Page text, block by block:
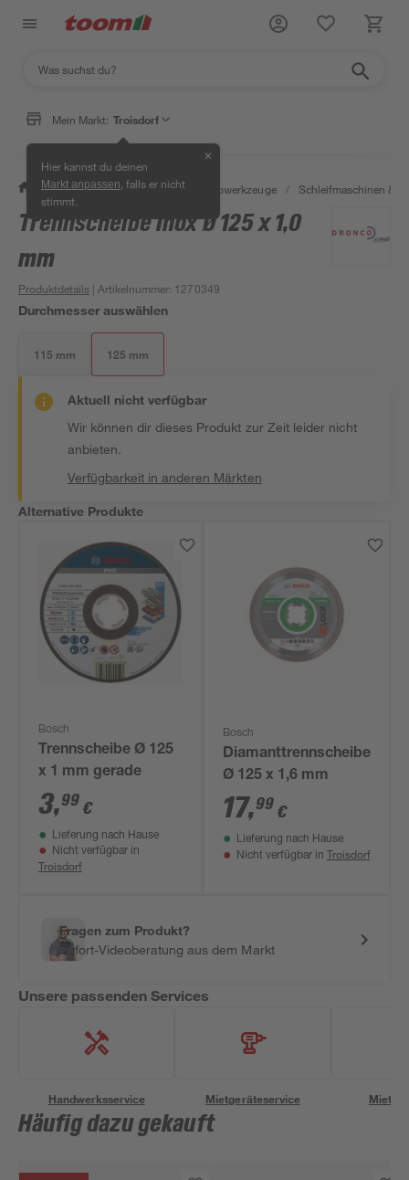
Mein Markt: Troisdorf
Hier kannst du deinen
Markt anpassen , falls er nicht
stimmt.
✕
/ Werkstatt & Maschinen / Elektrowerkzeuge / Schleifmaschinen &
Trennscheibe Inox Ø 125 x 1,0
mm
Produktdetails | Artikelnummer: 1270349
Durchmesser auswählen
115 mm 125 mm
Aktuell nicht verfügbar
Wir können dir dieses Produkt zur Zeit leider nicht
anbieten.
Verfügbarkeit in anderen Märkten
Alternative Produkte
Bosch
Trennscheibe Ø 125
x 1 mm gerade
3,99 €
Lieferung nach Hause
Nicht verfügbar in
Troisdorf
Bosch
Diamanttrennscheibe
Ø 125 x 1,6 mm
17,99€
Lieferung nach Hause
Nicht verfügbar in Troisdorf
Fragen zum Produkt?
Sofort-Videoberatung aus dem Markt
Unsere passenden Services
Handwerksservice Mietgeräteservice
Häufig dazu gekauft